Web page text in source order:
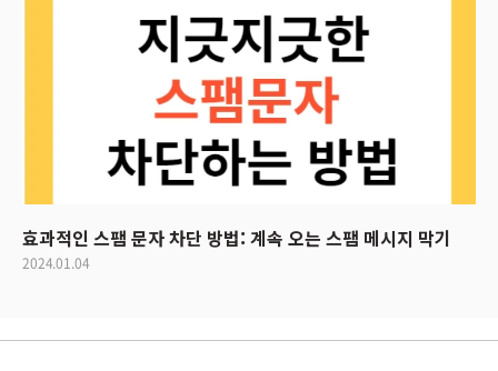
효과적인 스팸 문자 차단 방법: 계속 오는 스팸 메시지 막기
2024.01.04